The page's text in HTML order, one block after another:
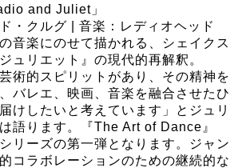
and Juliet」
・クルグ | 音楽：レディオヘッド
音楽にのせて描かれる、シェイクス
ュリエット』の現代的再解釈。
術的スピリットがあり、その精神を
バレエ、映画、音楽を融合させたひ
けしたいと考えています」とジュリ
語ります。『The Art of Dance』
リーズの第一弾となります。ジャン
コラボレーションのための継続的な